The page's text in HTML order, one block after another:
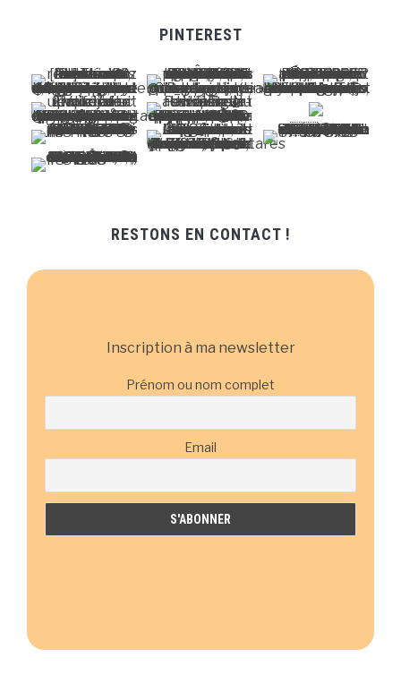
PINTEREST
RESTONS EN CONTACT !
Inscription à ma newsletter
Prénom ou nom complet
Email